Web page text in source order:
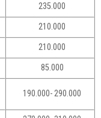
235.000
210.000
210.000
85.000
190.000- 290.000